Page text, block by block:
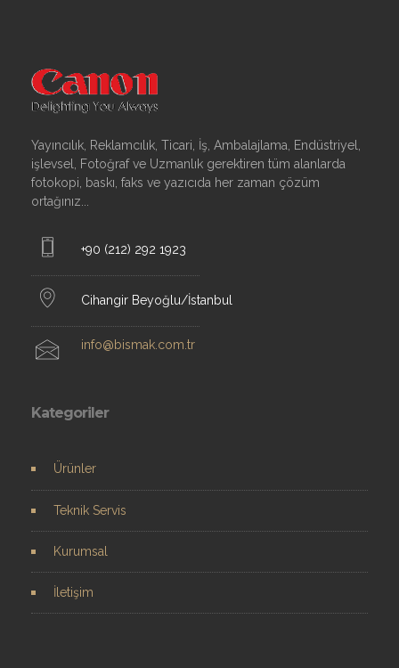
Yayıncılık, Reklamcılık, Ticari, İş, Ambalajlama, Endüstriyel,
işlevsel, Fotoğraf ve Uzmanlık gerektiren tüm alanlarda
fotokopi, baskı, faks ve yazıcıda her zaman çözüm
ortağınız...
+90 (212) 292 1923
Cihangir Beyoğlu/İstanbul
info@bismak.com.tr
Kategoriler
Ürünler
Teknik Servis
Kurumsal
İletişim